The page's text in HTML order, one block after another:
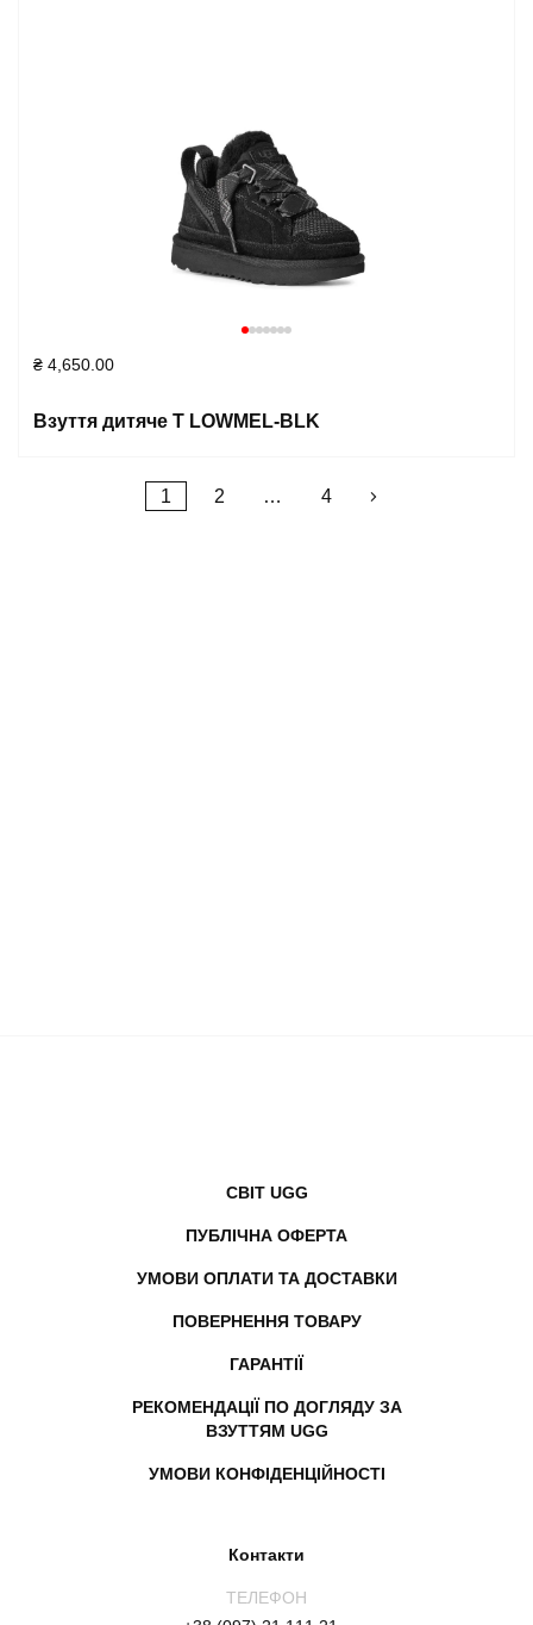
₴ 4,650.00
Взуття дитяче T LOWMEL-BLK
Posts
1 2 … 4
СВІТ UGG
ПУБЛІЧНА ОФЕРТА
УМОВИ ОПЛАТИ ТА ДОСТАВКИ
ПОВЕРНЕННЯ ТОВАРУ
ГАРАНТІЇ
РЕКОМЕНДАЦІЇ ПО ДОГЛЯДУ ЗА
ВЗУТТЯМ UGG
УМОВИ КОНФІДЕНЦІЙНОСТІ
Контакти
ТЕЛЕФОН